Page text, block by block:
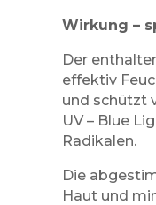
Wirkung –
Der
effektiv
und schützt
UV – Blue
Radikalen.
Die
Haut und